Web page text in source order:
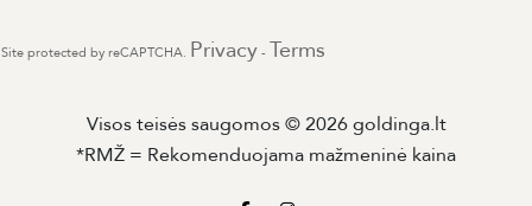
Site protected by reCAPTCHA. Privacy - Terms
Visos teisės saugomos © 2026 goldinga.lt
*RMŽ = Rekomenduojama mažmeninė kaina